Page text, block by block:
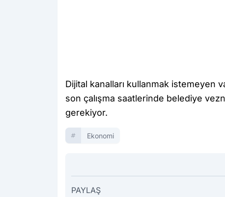
Dijital kanalları kullanmak istemeyen
son çalışma saatlerinde belediye
gerekiyor.
Ekonomi
PAYLAŞ